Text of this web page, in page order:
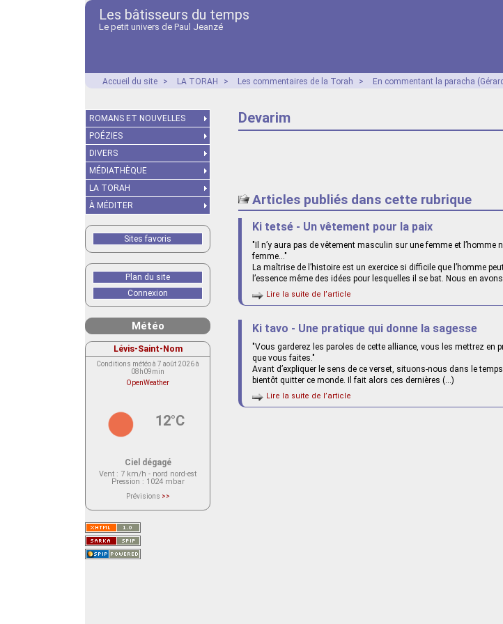
Les bâtisseurs du temps
Le petit univers de Paul Jeanzé
Accueil du site > LA TORAH > Les commentaires de la Torah > En commentant la paracha
Devarim
Articles publiés dans cette rubrique
Ki tetsé - Un vêtement pour la paix
"Il n’y aura pas de vêtement masculin sur une femme et l’homme
femme..."
La maîtrise de l’histoire est un exercice si difficile que l’homme
l’essence même des idées pour lesquelles il se bat. Nous en
Lire la suite de l’article
Ki tavo - Une pratique qui donne la sagesse
"Vous garderez les paroles de cette alliance, vous les mettrez en
que vous faites."
Avant d’expliquer le sens de ce verset, situons-nous dans le
bientôt quitter ce monde. Il fait alors ces dernières (…)
Lire la suite de l’article
ROMANS ET NOUVELLES
POÉZIES
DIVERS
MÉDIATHÈQUE
LA TORAH
À MÉDITER
Sites favoris
Plan du site
Connexion
Météo
Lévis-Saint-Nom
Conditions météo à 7 août 2026 à
08h09min
OpenWeather
12°C
Ciel dégagé
Vent : 7 km/h - nord nord-est
Pression : 1024 mbar
Prévisions >>
actuellement aucune prévision
Saint-Nom.
Veuillez consulter le message du
service ci-dessous.
(401 - Invalid API key. Please see
https://openweathermap.org/faq#error401